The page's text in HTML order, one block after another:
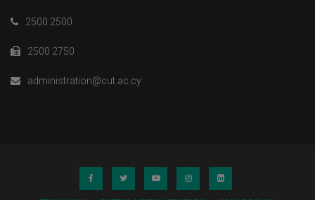
2500 2500
2500 2750
administration@cut.ac.cy